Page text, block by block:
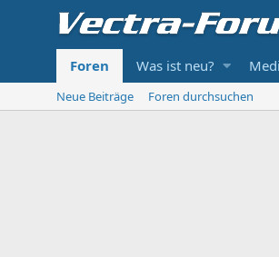
Foren Was ist neu?
Neue Beiträge Foren durchsuchen